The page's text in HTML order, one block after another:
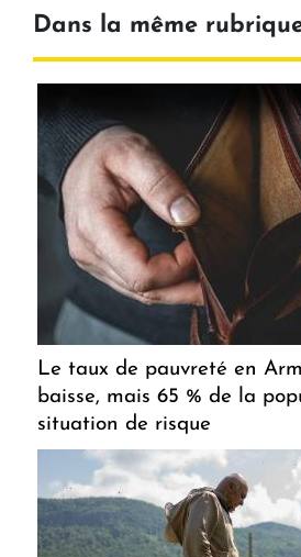
Dans la même
Le taux de pauvreté en
baisse, mais 65 % de la
situation de risque